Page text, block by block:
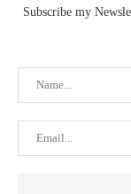
Subscribe my